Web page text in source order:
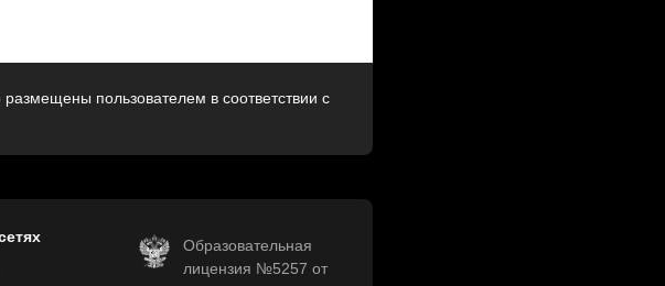
пользователем в соответствии с
Образовательная
лицензия №5257 от